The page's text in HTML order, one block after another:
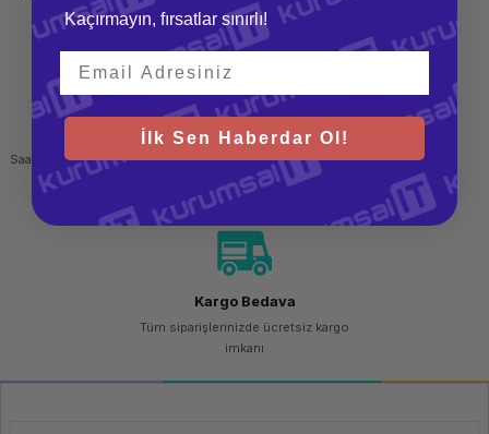
teslim al
Hızlı Gönderi
Saat 15.00'a kadar yapılan siparişlerde
aynı gün kargo imkanı
Güvenli Alışveriş
256 bit SSL sertifikası
Kargo Bedava
Tüm siparişlerinizde ücretsiz kargo
imkanı
Kaçırmayın, fırsatlar sınırlı!
İlk Sen Haberdar Ol!